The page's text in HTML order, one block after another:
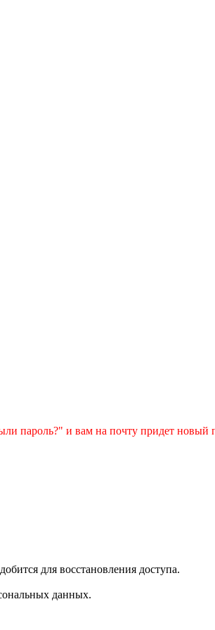
пароль?" и вам на почту придет новый
для восстановления доступа.
данных.